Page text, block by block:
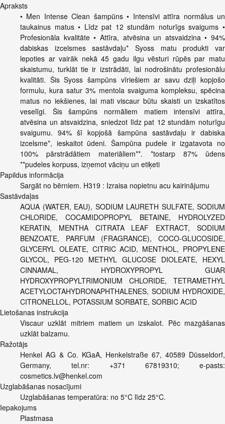
Apraksts
• Men Intense Clean šampūns • Intensīvi attīra normālus un
taukainus matus • Līdz pat 12 stundām noturīgs svaigums •
Profesionāla kvalitāte • Attīra, atvēsina un atsvaidzina • 94%
dabiskas izcelsmes sastāvdaļu* Syoss matu produkti var
lepoties ar vairāk nekā 45 gadu ilgu vēsturi rūpēs par matu
skaistumu, turklāt tie ir izstrādāti, lai nodrošinātu profesionālu
kvalitāti. Šis Syoss šampūns vīriešiem ar savu dziļi kopjošo
formulu, kura satur 3% mentola svaiguma kompleksu, spēcina
matus no iekšienes, lai mati viscaur būtu skaisti un izskatītos
veselīgi. Šis šampūns normāliem matiem intensīvi attīra,
atvēsina un atsvaidzina, sniedzot līdz pat 12 stundām noturīgu
svaigumu. 94% šī kopjošā šampūna sastāvdaļu ir dabiska
izcelsme*, ieskaitot ūdeni. Šampūna pudele ir izgatavota no
100% pārstrādātiem materiāliem**. *tostarp 87% ūdens
**pudeles korpuss, izņemot vāciņu un etiķeti
Papildus informācija
Sargāt no bērniem. H319 : Izraisa nopietnu acu kairinājumu
Sastāvdaļas
AQUA (WATER, EAU), SODIUM LAURETH SULFATE, SODIUM
CHLORIDE, COCAMIDOPROPYL BETAINE, HYDROLYZED
KERATIN, MENTHA CITRATA LEAF EXTRACT, SODIUM
BENZOATE, PARFUM (FRAGRANCE), COCO-GLUCOSIDE,
GLYCERYL OLEATE, CITRIC ACID, MENTHOL, PROPYLENE
GLYCOL, PEG-120 METHYL GLUCOSE DIOLEATE, HEXYL
CINNAMAL, HYDROXYPROPYL GUAR
HYDROXYPROPYLTRIMONIUM CHLORIDE, TETRAMETHYL
ACETYLOCTAHYDRONAPHTHALENES, SODIUM HYDROXIDE,
CITRONELLOL, POTASSIUM SORBATE, SORBIC ACID
Lietošanas instrukcija
Viscaur uzklāt mitriem matiem un izskalot. Pēc mazgāšanas
uzklāt balzamu.
Ražotājs
Henkel AG & Co. KGaA, Henkelstraße 67, 40589 Düsseldorf,
Germany, tel.nr: +371 67819310; e-pasts:
cosmetics.lv@henkel.com
Uzglabāšanas nosacījumi
Uzglabāšanas temperatūra: no 5°C līdz 25°C.
Iepakojums
Plastmasa